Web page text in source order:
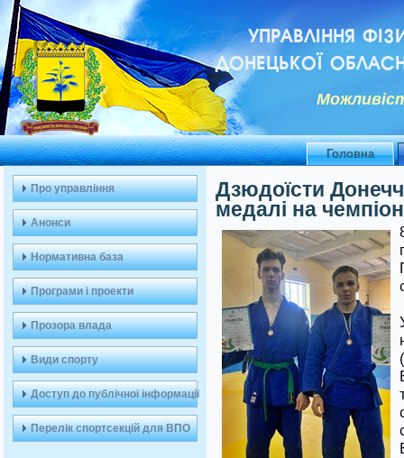
УПРАВЛІННЯ
ДОНЕЦЬКОЇ
Головна
Про управління
Анонси
Нормативна база
Програми і проекти
Прозора влада
Види спорту
Доступ до публічної інформації
Перелік спортсекцій для ВПО
Дзюдоїсти
медалі на